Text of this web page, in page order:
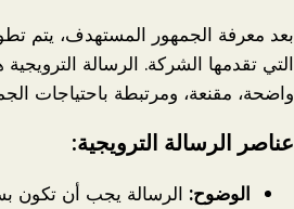
بعد معرفة الجمهور المستهدف، يتم
التي تقدمها الشركة. الرسالة
واضحة، مقنعة، ومرتبطة باحتياجات
عناصر الرسالة الترويجية:
الوضوح: الرسالة يجب أن تكون